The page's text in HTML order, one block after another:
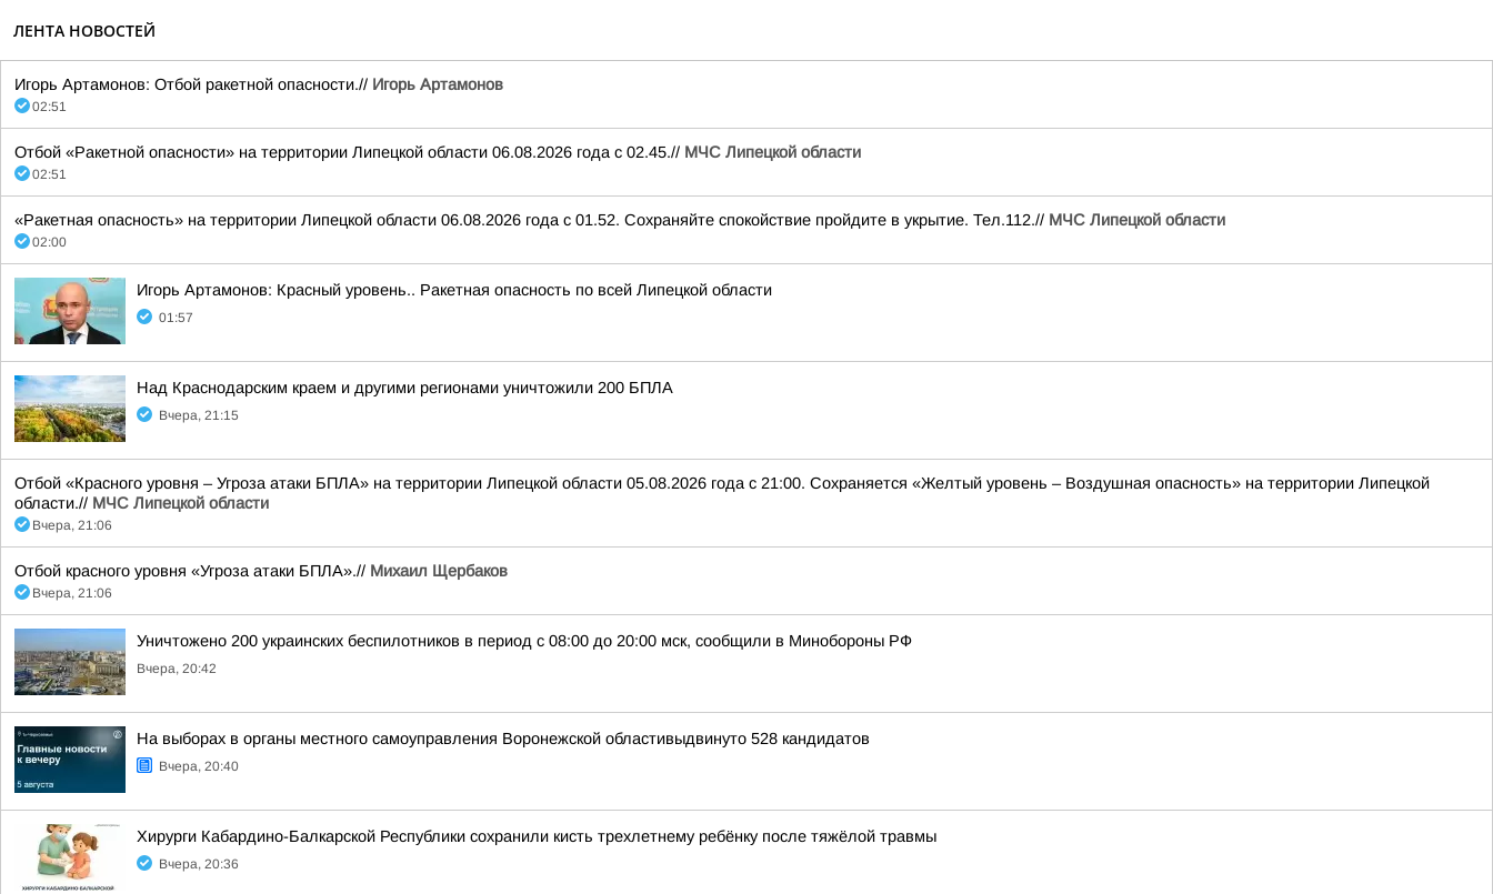
ЛЕНТА НОВОСТЕЙ
Игорь Артамонов: Отбой ракетной опасности.// Игорь Артамонов
02:51
Отбой «Ракетной опасности» на территории Липецкой области 06.08.2026 года с 02.45.// МЧС Липецкой области
02:51
«Ракетная опасность» на территории Липецкой области 06.08.2026 года с 01.52. Сохраняйте спокойствие пройдите в укрытие. Тел.112.// МЧС Липецкой области
02:00
Игорь Артамонов: Красный уровень.. Ракетная опасность по всей Липецкой области
01:57
Над Краснодарским краем и другими регионами уничтожили 200 БПЛА
Вчера, 21:15
Отбой «Красного уровня – Угроза атаки БПЛА» на территории Липецкой области 05.08.2026 года с 21:00. Сохраняется «Желтый уровень – Воздушная опасность» на территории Липецкой
области.// МЧС Липецкой области
Вчера, 21:06
Отбой красного уровня «Угроза атаки БПЛА».// Михаил Щербаков
Вчера, 21:06
Уничтожено 200 украинских беспилотников в период с 08:00 до 20:00 мск, сообщили в Минобороны РФ
Вчера, 20:42
На выборах в органы местного самоуправления Воронежской областивыдвинуто 528 кандидатов
Вчера, 20:40
Хирурги Кабардино-Балкарской Республики сохранили кисть трехлетнему ребёнку после тяжёлой травмы
Вчера, 20:36